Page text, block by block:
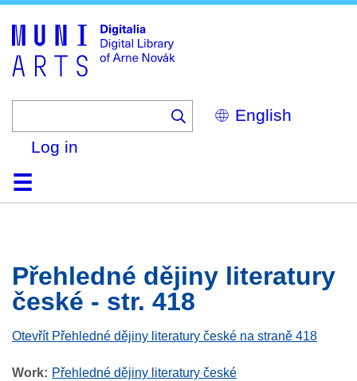
Select
your
Log in
HomeBrowse
Search
About
HelpContactDigitalia
Přehledné dějiny literatury
české - str. 418
Otevřít Přehledné dějiny literatury české na straně 418
Work
Přehledné dějiny literatury české